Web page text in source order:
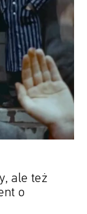
ale też
o